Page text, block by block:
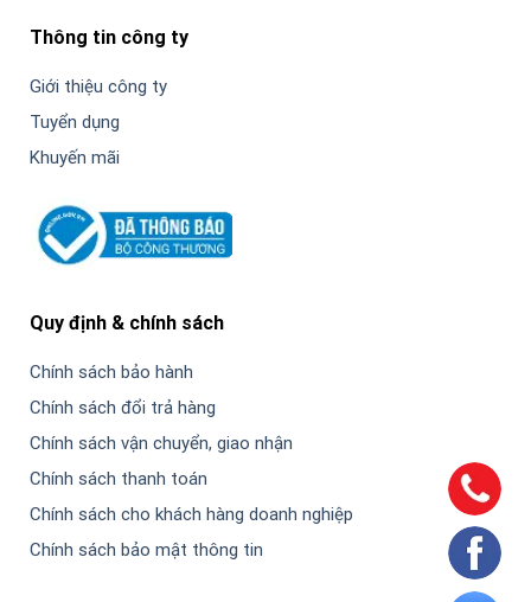
Thông tin công ty
Giới thiệu công ty
Tuyển dụng
Khuyến mãi
Quy định & chính sách
Chính sách bảo hành
Chính sách đổi trả hàng
Chính sách vận chuyển, giao nhận
Chính sách thanh toán
Chính sách cho khách hàng doanh nghiệp
Chính sách bảo mật thông tin